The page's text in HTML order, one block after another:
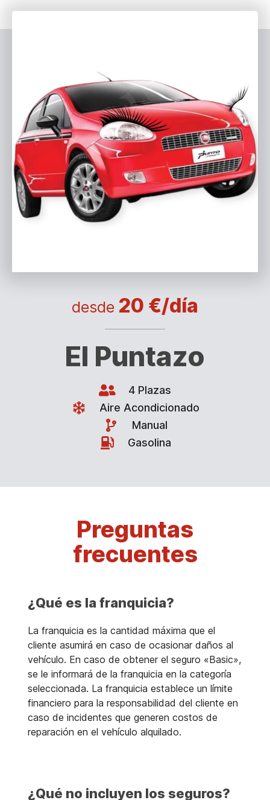
desde 20 €/día
El Puntazo
4 Plazas
Aire Acondicionado
Manual
Gasolina
Preguntas
frecuentes
¿Qué es la franquicia?
La franquicia es la cantidad máxima que el
cliente asumirá en caso de ocasionar daños al
vehículo. En caso de obtener el seguro «Basic»,
se le informará de la franquicia en la categoría
seleccionada. La franquicia establece un límite
financiero para la responsabilidad del cliente en
caso de incidentes que generen costos de
reparación en el vehículo alquilado.
¿Qué no incluyen los seguros?